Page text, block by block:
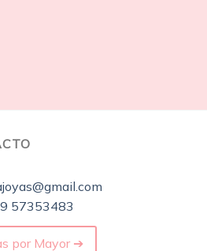
57353483
por Mayor ➔